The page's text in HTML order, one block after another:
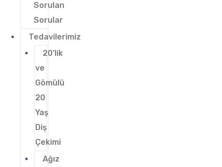
Sorulan
Sorular
Tedavilerimiz
20’lik
ve
Gömülü
20
Yaş
Diş
Çekimi
Ağız